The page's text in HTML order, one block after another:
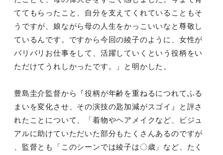
ててもらったこと、自分を支えてくれていること もそ
うですが、娘ながら母の人生をかっこいいなと尊敬し
ているんです。ですから今回の綾子のように、 女性が
バリバリお仕事をして、活躍していくという役柄をい
ただけてうれしかったです。」と明かした。
豊島圭介監督から『役柄が年齢を重ねるにつれてふる
まいを変化さ せ、その演技の匙加減がスゴイ』と評さ
れたことについて、「着物やヘアメイクなど、ビジュ
アルに助けていただいた部分もたくさんあるのですが
、監督とも「このシーンでは綾子は〇歳」など、たく